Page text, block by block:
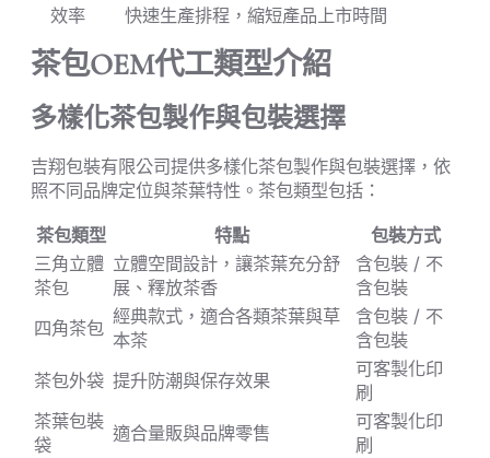
效率
快速生產排程，縮短產品上市時間
茶包OEM代工類型介紹
多樣化茶包製作與包裝選擇
吉翔包裝有限公司提供多樣化茶包製作與包裝選擇，依
照不同品牌定位與茶葉特性。茶包類型包括：
茶包類型 特點
包裝方式
三角立體
茶包
立體空間設計，讓茶葉充分舒
展、釋放茶香
含包裝 / 不
含包裝
四角茶包
經典款式，適合各類茶葉與草
本茶
含包裝 / 不
含包裝
茶包外袋 提升防潮與保存效果
可客製化印
刷
茶葉包裝
袋
適合量販與品牌零售
可客製化印
刷